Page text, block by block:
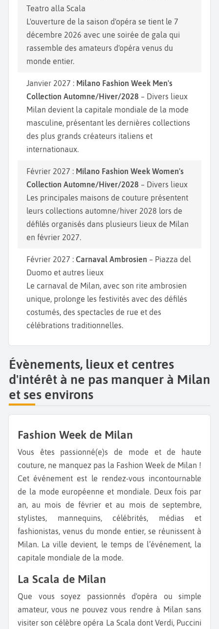
Teatro alla Scala
L'ouverture de la saison d'opéra se tient le 7
décembre 2026 avec une soirée de gala qui
rassemble des amateurs d'opéra venus du
monde entier.
Janvier 2027 : Milano Fashion Week Men's
Collection Automne/Hiver/2028 – Divers lieux
Milan devient la capitale mondiale de la mode
masculine, présentant les dernières collections
des plus grands créateurs italiens et
internationaux.
Février 2027 : Milano Fashion Week Women's
Collection Automne/Hiver/2028 – Divers lieux
Les principales maisons de couture présentent
leurs collections automne/hiver 2028 lors de
défilés organisés dans plusieurs lieux de Milan
en février 2027.
Février 2027 : Carnaval Ambrosien – Piazza del
Duomo et autres lieux
Le carnaval de Milan, avec son rite ambrosien
unique, prolonge les festivités avec des défilés
costumés, des spectacles de rue et des
célébrations traditionnelles.
Évènements, lieux et centres
d'intérêt à ne pas manquer à Milan
et ses environs
Fashion Week de Milan
Vous êtes passionné(e)s de mode et de haute
couture, ne manquez pas la Fashion Week de Milan !
Cet événement est le rendez-vous incontournable
de la mode européenne et mondiale. Deux fois par
an, au mois de février et au mois de septembre,
stylistes, mannequins, célébrités, médias et
fashionistas, venus du monde entier, se réunissent à
Milan. La ville devient, le temps de l’événement, la
capitale mondiale de la mode.
La Scala de Milan
Que vous soyez passionnés d'opéra ou simple
amateur, vous ne pouvez vous rendre à Milan sans
visiter son célèbre opéra La Scala dont Verdi, Puccini